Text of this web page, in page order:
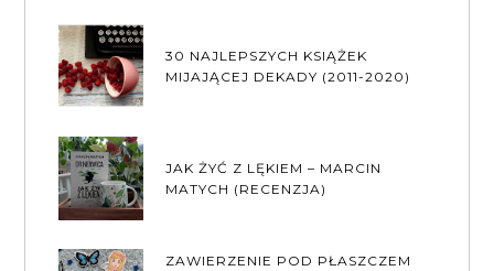
30 NAJLEPSZYCH KSIĄŻEK
MIJAJĄCEJ DEKADY (2011-2020)
JAK ŻYĆ Z LĘKIEM – MARCIN
MATYCH (RECENZJA)
ZAWIERZENIE POD PŁASZCZEM